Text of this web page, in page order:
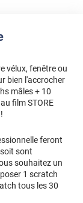
vélux, fenêtre ou
bien l'accrocher
mâles + 10
film STORE
feront
sont
souhaitez un
1 scratch
tous les 30